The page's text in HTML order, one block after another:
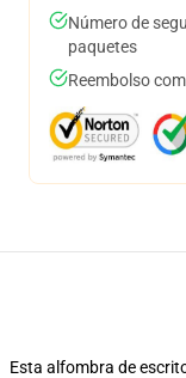
Número de
paquetes
Reembolso
Esta alfombra de